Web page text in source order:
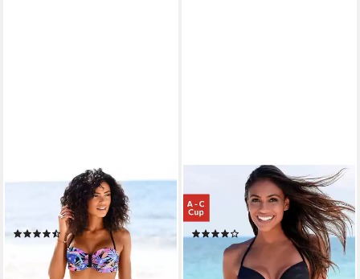
BENCH.
Bandeau-Bikini-Top Pitch, mit
farbenfrohem Druck
(98)
ab 39,99 € 49,99 €
Push-Up-Bikini-Top Perfect,
im Uni-Style
(121)
39,99 €
lieferbar - in 1-2 Werktagen bei dir